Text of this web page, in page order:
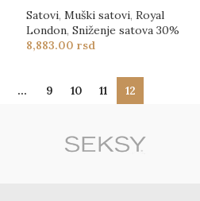
Satovi, Muški satovi, Royal
London, Sniženje satova 30%
8,883.00 rsd
… 9 10 11 12